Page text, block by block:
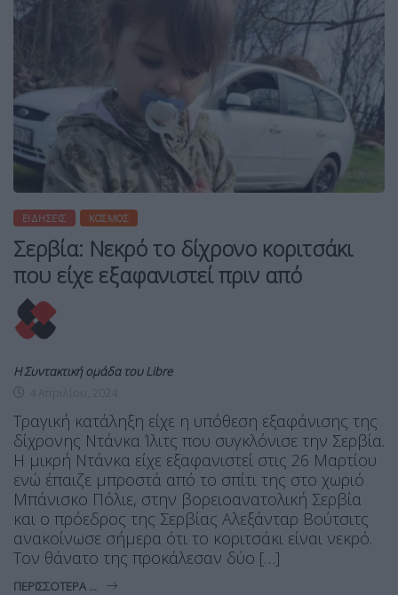
ΕΙΔΉΣΕΙΣ ΚΌΣΜΟΣ
Σερβία: Νεκρό το δίχρονο κοριτσάκι
που είχε εξαφανιστεί πριν από
Η Συντακτική ομάδα του Libre
Τραγική κατάληξη είχε η υπόθεση εξαφάνισης της
δίχρονης Ντάνκα Ίλιτς που συγκλόνισε την Σερβία.
Η μικρή Ντάνκα είχε εξαφανιστεί στις 26 Μαρτίου
ενώ έπαιζε μπροστά από το σπίτι της στο χωριό
Μπάνισκο Πόλιε, στην βορειοανατολική Σερβία
και ο πρόεδρος της Σερβίας Αλεξάνταρ Βούτσιτς
ανακοίνωσε σήμερα ότι το κοριτσάκι είναι νεκρό.
Τον θάνατο της προκάλεσαν δύο […]
ΠΕΡΙΣΣΌΤΕΡΑ ...